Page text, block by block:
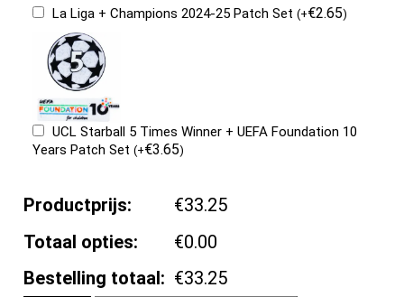
La Liga + Champions 2024-25 Patch Set(+€2.65)
UCL Starball 5 Times Winner + UEFA Foundation 10
Years Patch Set(+€3.65)
Productprijs:
€33.25
Totaal opties:
€0.00
Bestelling totaal: €33.25